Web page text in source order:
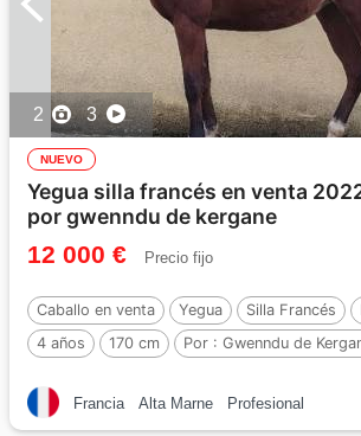
2 3
NUEVO
Yegua silla francés en venta
por gwenndu de kergane
12 000 € Precio fijo
Caballo en venta Yegua Silla Francés
4 años
170 cm Por : Gwenndu de
Francia Alta Marne Profesional